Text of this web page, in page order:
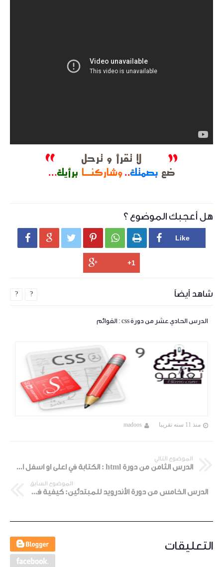
هل أعجبك الموضوع ؟
     
شاهد أيضاً
الدرس الحادي عشر من دورة css : القوائم
منذ 11 سنه تقريبا madoos
? ?
الموضوع التالي
الدرس الثامن من دورة html : الكتابة في اعلى او اسفل الكتابة بخط صغير
الموضوع السابق
الدرس الخامس من دورة الأندرويد للمبتدئين: كيفية فتح تصحيح أخطاء USB
التعليقات